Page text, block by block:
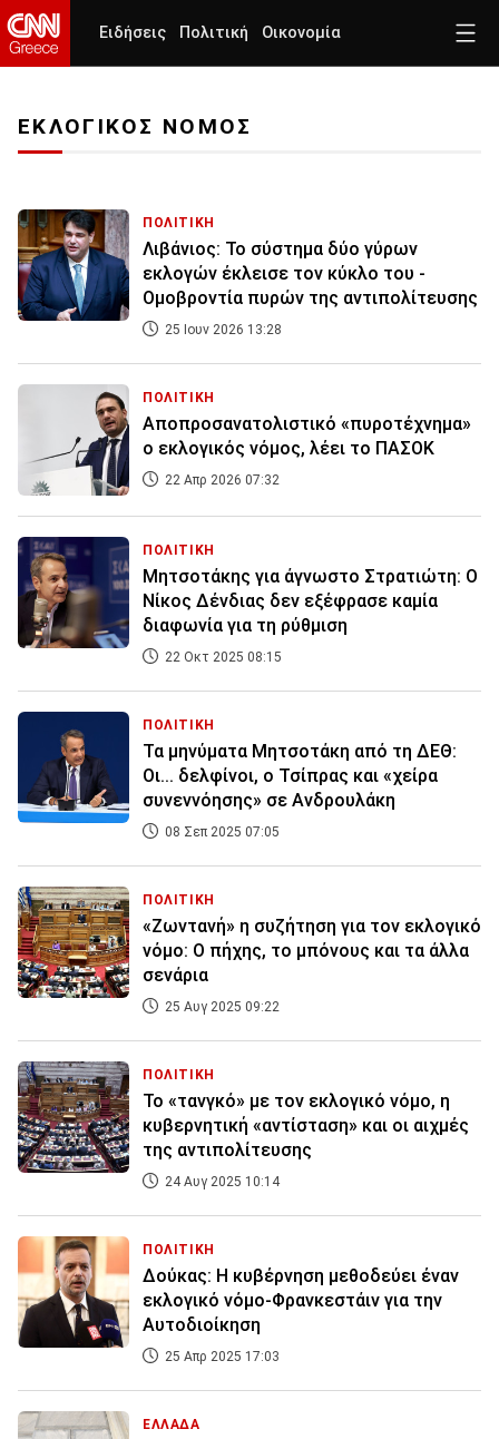
Ειδήσεις Πολιτική Οικονομία
ΕΚΛΟΓΙΚΟΣ ΝΟΜΟΣ
ΠΟΛΙΤΙΚΗ
Λιβάνιος: Το σύστημα δύο γύρων
εκλογών έκλεισε τον κύκλο του -
Ομοβροντία πυρών της αντιπολίτευσης
25 Ιουν 2026 13:28
ΠΟΛΙΤΙΚΗ
Αποπροσανατολιστικό «πυροτέχνημα»
ο εκλογικός νόμος, λέει το ΠΑΣΟΚ
22 Απρ 2026 07:32
ΠΟΛΙΤΙΚΗ
Μητσοτάκης για άγνωστο Στρατιώτη: Ο
Νίκος Δένδιας δεν εξέφρασε καμία
διαφωνία για τη ρύθμιση
22 Οκτ 2025 08:15
ΠΟΛΙΤΙΚΗ
Τα μηνύματα Μητσοτάκη από τη ΔΕΘ:
Οι... δελφίνοι, ο Τσίπρας και «χείρα
συνεννόησης» σε Ανδρουλάκη
08 Σεπ 2025 07:05
ΠΟΛΙΤΙΚΗ
«Ζωντανή» η συζήτηση για τον εκλογικό
νόμο: Ο πήχης, το μπόνους και τα άλλα
σενάρια
25 Αυγ 2025 09:22
ΠΟΛΙΤΙΚΗ
Το «τανγκό» με τον εκλογικό νόμο, η
κυβερνητική «αντίσταση» και οι αιχμές
της αντιπολίτευσης
24 Αυγ 2025 10:14
ΠΟΛΙΤΙΚΗ
Δούκας: Η κυβέρνηση μεθοδεύει έναν
εκλογικό νόμο-Φρανκεστάιν για την
Αυτοδιοίκηση
25 Απρ 2025 17:03
ΕΛΛΑΔΑ